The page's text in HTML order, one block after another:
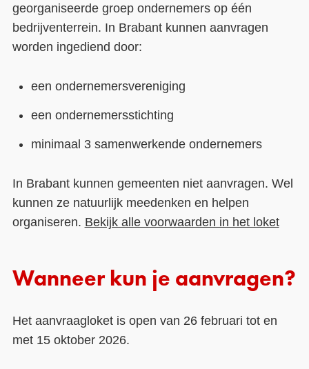
georganiseerde groep ondernemers op één
bedrijventerrein. In Brabant kunnen aanvragen
worden ingediend door:
een ondernemersvereniging
een ondernemersstichting
minimaal 3 samenwerkende ondernemers
In Brabant kunnen gemeenten niet aanvragen. Wel
kunnen ze natuurlijk meedenken en helpen
organiseren. Bekijk alle voorwaarden in het loket
Wanneer kun je aanvragen?
Het aanvraagloket is open van 26 februari tot en
met 15 oktober 2026.